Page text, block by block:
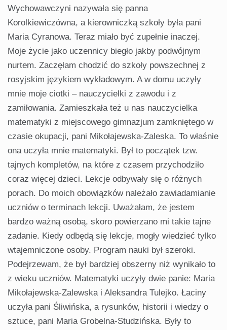
Wychowawczyni nazywała się panna
Korolkiewiczówna, a kierowniczką szkoły była pani
Maria Cyranowa. Teraz miało być zupełnie inaczej.
Moje życie jako uczennicy biegło jakby podwójnym
nurtem. Zaczęłam chodzić do szkoły powszechnej z
rosyjskim językiem wykładowym. A w domu uczyły
mnie moje ciotki – nauczycielki z zawodu i z
zamiłowania. Zamieszkała też u nas nauczycielka
matematyki z miejscowego gimnazjum zamkniętego w
czasie okupacji, pani Mikołajewska-Zaleska. To właśnie
ona uczyła mnie matematyki. Był to początek tzw.
tajnych kompletów, na które z czasem przychodziło
coraz więcej dzieci. Lekcje odbywały się o różnych
porach. Do moich obowiązków należało zawiadamianie
uczniów o terminach lekcji. Uważałam, że jestem
bardzo ważną osobą, skoro powierzano mi takie tajne
zadanie. Kiedy odbędą się lekcje, mogły wiedzieć tylko
wtajemniczone osoby. Program nauki był szeroki.
Podejrzewam, że był bardziej obszerny niż wynikało to
z wieku uczniów. Matematyki uczyły dwie panie: Maria
Mikołajewska-Zalewska i Aleksandra Tulejko. Łaciny
uczyła pani Śliwińska, a rysunków, historii i wiedzy o
sztuce, pani Maria Grobelna-Studzińska. Były to